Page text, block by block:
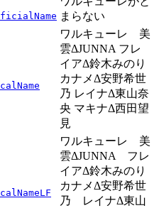
まらない
ワルキューレ 美
雲ΔJUNNA フレ
イアΔ鈴木みのり
カナメΔ安野希世
乃 レイナΔ東山奈
央 マキナΔ西田望
見
ワルキューレ 美
雲ΔJUNNA フレ
イアΔ鈴木みのり
カナメΔ安野希世
乃 レイナΔ東山